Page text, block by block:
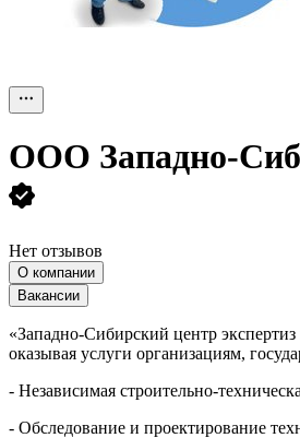
ООО Западно-
Нет отзывов
О компании
Вакансии
«Западно-Сибирский центр
оказывая услуги организациям,
- Независимая строительно-
- Обследование и проектирование